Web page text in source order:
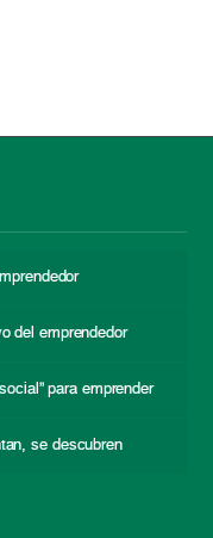
del emprendedor
para emprender
se descubren